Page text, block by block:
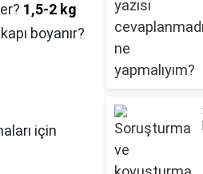
1,5-2 kg
boyanır?
için